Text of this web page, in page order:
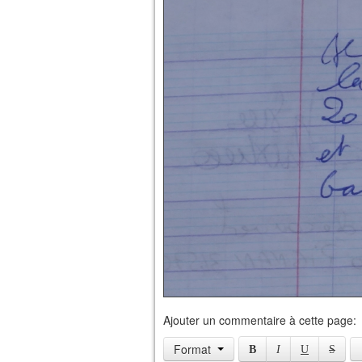
Ajouter un commentaire à cette page:
Format
B I U S